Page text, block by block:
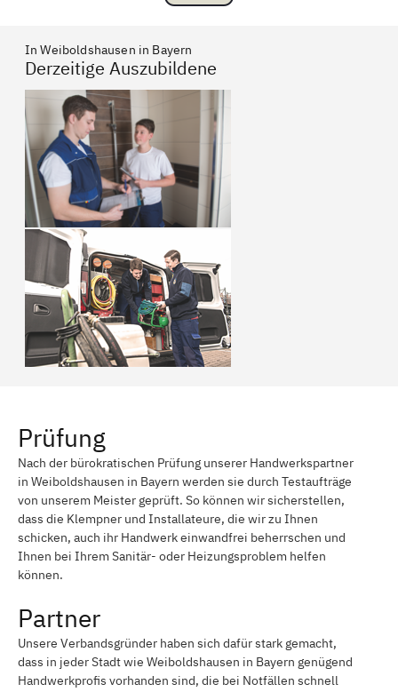
In Weiboldshausen in Bayern
Derzeitige Auszubildene
Prüfung
Nach der bürokratischen Prüfung unserer Handwerkspartner
in Weiboldshausen in Bayern werden sie durch Testaufträge
von unserem Meister geprüft. So können wir sicherstellen,
dass die Klempner und Installateure, die wir zu Ihnen
schicken, auch ihr Handwerk einwandfrei beherrschen und
Ihnen bei Ihrem Sanitär- oder Heizungsproblem helfen
können.
Partner
Unsere Verbandsgründer haben sich dafür stark gemacht,
dass in jeder Stadt wie Weiboldshausen in Bayern genügend
Handwerkprofis vorhanden sind, die bei Notfällen schnell